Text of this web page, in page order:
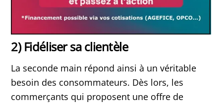
2) Fidéliser sa clientèle
La seconde main répond ainsi à un véritable
besoin des consommateurs. Dès lors, les
commerçants qui proposent une offre de